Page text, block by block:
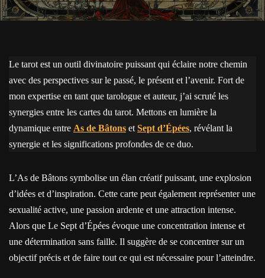
Le tarot est un outil divinatoire puissant qui éclaire notre chemin
avec des perspectives sur le passé, le présent et l’avenir. Fort de
mon expertise en tant que tarologue et auteur, j’ai scruté les
synergies entre les cartes du tarot. Mettons en lumière la
dynamique entre As de Bâtons et Sept d’Épées, révélant la
synergie et les significations profondes de ce duo.
L’As de Bâtons symbolise un élan créatif puissant, une explosion
d’idées et d’inspiration. Cette carte peut également représenter une
sexualité active, une passion ardente et une attraction intense.
Alors que Le Sept d’Épées évoque une concentration intense et
une détermination sans faille. Il suggère de se concentrer sur un
objectif précis et de faire tout ce qui est nécessaire pour l’atteindre.